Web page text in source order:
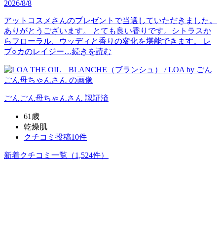
2026/8/8
アットコスメさんのプレゼントで当選していただきました。
ありがとうございます。 とても良い香りです。シトラスか
らフローラル、ウッディと香りの変化を堪能できます。 レ
プ○カのレイジー…続きを読む
ごんごん母ちゃんさん 認証済
61歳
乾燥肌
クチコミ投稿10件
新着クチコミ一覧 （1,524件）